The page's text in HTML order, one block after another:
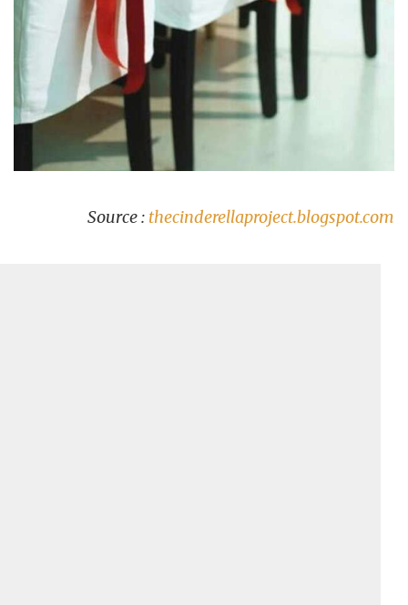
Source : thecinderellaproject.blogspot.com